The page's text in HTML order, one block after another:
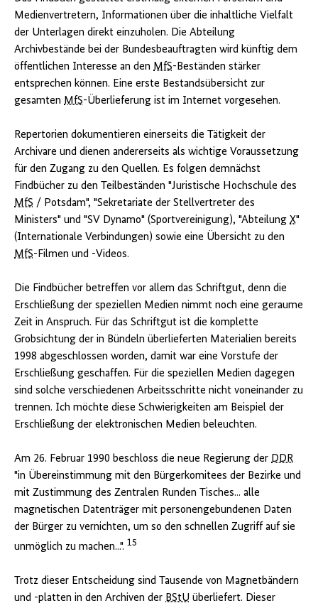
Medienvertretern, Informationen über die inhaltliche Vielfalt
der Unterlagen direkt einzuholen. Die Abteilung
Archivbestände bei der Bundesbeauftragten wird künftig dem
öffentlichen Interesse an den MfS-Beständen stärker
entsprechen können. Eine erste Bestandsübersicht zur
gesamten MfS-Überlieferung ist im Internet vorgesehen.
Repertorien dokumentieren einerseits die Tätigkeit der
Archivare und dienen andererseits als wichtige Voraussetzung
für den Zugang zu den Quellen. Es folgen demnächst
Findbücher zu den Teilbeständen "Juristische Hochschule des
MfS / Potsdam", "Sekretariate der Stellvertreter des
Ministers" und "SV Dynamo" (Sportvereinigung), "Abteilung X"
(Internationale Verbindungen) sowie eine Übersicht zu den
MfS-Filmen und -Videos.
Die Findbücher betreffen vor allem das Schriftgut, denn die
Erschließung der speziellen Medien nimmt noch eine geraume
Zeit in Anspruch. Für das Schriftgut ist die komplette
Grobsichtung der in Bündeln überlieferten Materialien bereits
1998 abgeschlossen worden, damit war eine Vorstufe der
Erschließung geschaffen. Für die speziellen Medien dagegen
sind solche verschiedenen Arbeitsschritte nicht voneinander zu
trennen. Ich möchte diese Schwierigkeiten am Beispiel der
Erschließung der elektronischen Medien beleuchten.
Am 26. Februar 1990 beschloss die neue Regierung der DDR
"in Übereinstimmung mit den Bürgerkomitees der Bezirke und
mit Zustimmung des Zentralen Runden Tisches... alle
magnetischen Datenträger mit personengebundenen Daten
der Bürger zu vernichten, um so den schnellen Zugriff auf sie
unmöglich zu machen...". 15
Trotz dieser Entscheidung sind Tausende von Magnetbändern
und -platten in den Archiven der BStU überliefert. Dieser